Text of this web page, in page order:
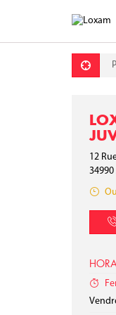
12
34990
Lundi
Mardi
Jeudi